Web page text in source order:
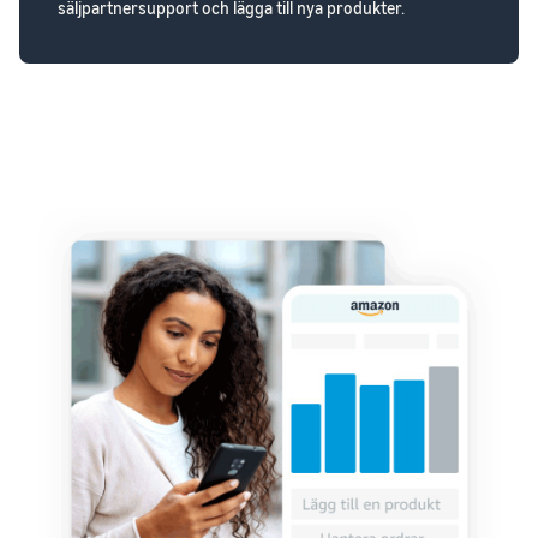
säljpartnersupport och lägga till nya produkter.